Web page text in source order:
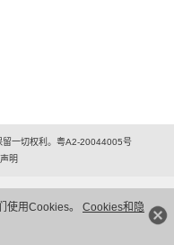
使用Cookies。 Cookies和隐
一切权利。粤A2-20044005号
明